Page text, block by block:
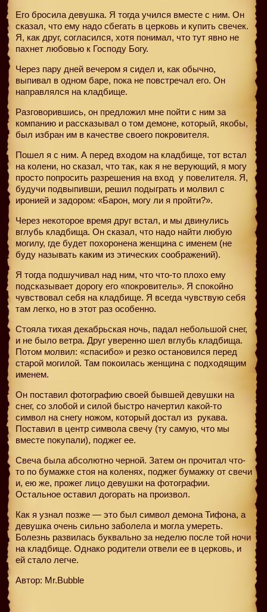
Его бросила девушка. Я тогда учился вместе с ним. Он
сказал, что ему надо сбегать в церковь и купить свечек.
Я, как друг, согласился, хотя понимал, что тут явно не
пахнет любовью к Господу Богу.
Через пару дней вечером я сидел и, как обычно,
выпивал в одном баре, пока не повстречал его. Он
направлялся на кладбище.
Разговорившись, он предложил мне пойти с ним за
компанию и рассказывал о том демоне, который, якобы,
был избран им в качестве своего покровителя.
Пошел я с ним. А перед входом на кладбище, тот встал
на колени, но сказал, что так, как я не верующий, я могу
просто попросить разрешения на вход у повелителя. Я,
будучи подвыпивши, решил подыграть и молвил с
иронией и задором: «Барон, могу ли я пройти?».
Через некоторое время друг встал, и мы двинулись
вглубь кладбища. Он сказал, что надо найти любую
могилу, где будет похоронена женщина с именем (не
буду называть каким из этических соображений).
Я тогда подшучивал над ним, что что-то плохо ему
подсказывает дорогу его «покровитель». Я спокойно
чувствовал себя на кладбище. Я всегда чувствую себя
там легко, но в этот раз особенно.
Стояла тихая декабрьская ночь, падал небольшой снег,
и не было ветра. Друг уверенно шел вглубь кладбища.
Потом молвил: «спасибо» и резко остановился перед
старой могилой. Там покоилась женщина с подходящим
именем.
Он поставил фотографию своей бывшей девушки на
снег, со злобой и силой быстро начертил какой-то
символ на снегу ножом, который достал из рукава.
Поставил в центр символа свечу (ту самую, что мы
вместе покупали), поджег ее.
Свеча была абсолютно черной. Затем он прочитал что-
то по бумажке стоя на коленях, поджег бумажку от свечи
и, ею же, прожег лицо девушки на фотографии.
Остальное оставил догорать на произвол.
Как я узнал позже — это был символ демона Тифона, а
девушка очень сильно заболела и могла умереть.
Болезнь развилась буквально за неделю после той ночи
на кладбище. Однако родители отвели ее в церковь, и
ей стало легче.
Автор: Mr.Bubble